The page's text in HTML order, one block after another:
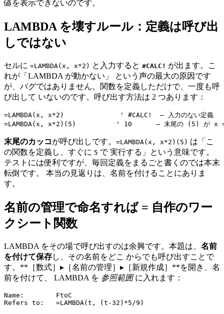
値を表示できないのです。
LAMBDA を壊すルール：定義は呼び出
しではない
セルに =LAMBDA(x, x*2) と入力すると #CALC! が出ます。こ
れが「LAMBDA が動かない」 という声の最大の原因です
が、バグではありません。関数を定義しただけで、一度も呼
び出して いないのです。呼び出す方法は 2 つあります：
=LAMBDA(x, x*2)              ' #CALC!  — 入力のない定義
末尾のカッコが呼び出しです。 =LAMBDA(x, x*2)(5) は「こ
の関数を定義し、すぐに 5 で 実行する」という意味です。
テストには便利ですが、毎回定義をまるごと書くのでは本末
転倒です。 本当の見返りは、名前を付けることにありま
す。
名前の管理で命名すれば = 自作のワー
クシート関数
LAMBDA をその場で呼び出すのは余興です。本題は、 名前
を付けて保存し、その名前をどこ からでも呼び出すことで
す。**［数式］▸［名前の管理］▸［新規作成］**を開き、名
前を付けて、 LAMBDA を 参照範囲に入れます：
Name:        FtoC